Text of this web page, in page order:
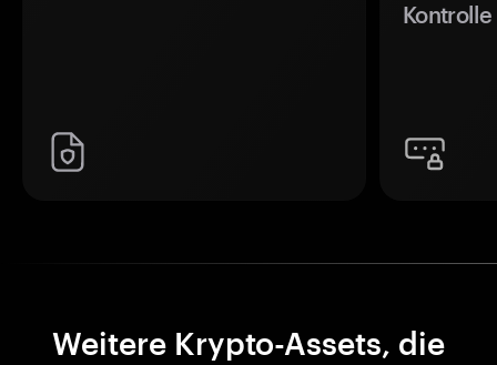
Weitere Krypto-Assets, die